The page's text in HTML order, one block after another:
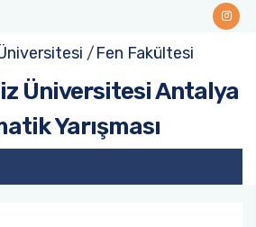
/Fen Fakültesi
Üniversitesi Antalya
Yarışması